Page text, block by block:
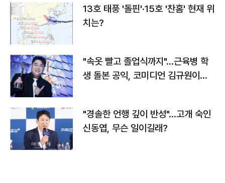
13호 태풍 '돌핀'·15호 '찬홈' 현재 위
치는?
"속옷 빨고 졸업식까지"…근육병 학
생 돌본 공익, 코미디언 김규원이었
"경솔한 언행 깊이 반성"…고개 숙인
신동엽, 무슨 일이길래?